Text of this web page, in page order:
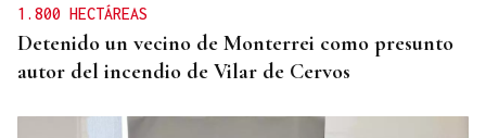
1.800 HECTÁREAS
Detenido un vecino de Monterrei como presunto
autor del incendio de Vilar de Cervos